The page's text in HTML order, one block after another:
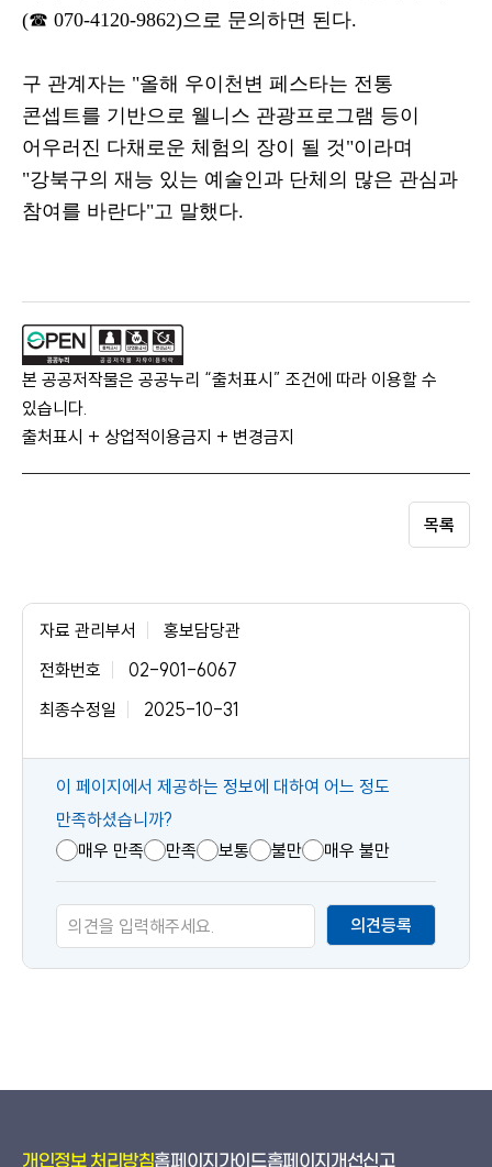
(☎ 070-4120-9862)으로 문의하면 된다.
구 관계자는 "올해 우이천변 페스타는 전통
콘셉트를 기반으로 웰니스 관광프로그램 등이
어우러진 다채로운 체험의 장이 될 것"이라며
"강북구의 재능 있는 예술인과 단체의 많은 관심과
참여를 바란다"고 말했다.
본 공공저작물은 공공누리 “출처표시” 조건에 따라 이용할 수
있습니다.
출처표시 + 상업적이용금지 + 변경금지
목록
자료 관리부서
홍보담당관
전화번호
02-901-6067
최종수정일
2025-10-31
콘
텐
츠
만
족
도
이 페이지에서 제공하는 정보에 대하여 어느 정도
만족하셨습니까?
매우 만족
만족 보통 불만 매우 불만
의견등록
개인정보 처리방침홈페이지가이드홈페이지개선신고